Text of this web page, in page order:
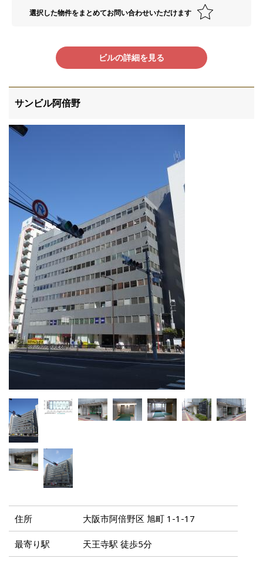
選択した物件をまとめてお問い合わせいただけます
ビルの詳細を見る
サンビル阿倍野
住所 大阪市阿倍野区 旭町 1-1-17
最寄り駅 天王寺駅 徒歩5分